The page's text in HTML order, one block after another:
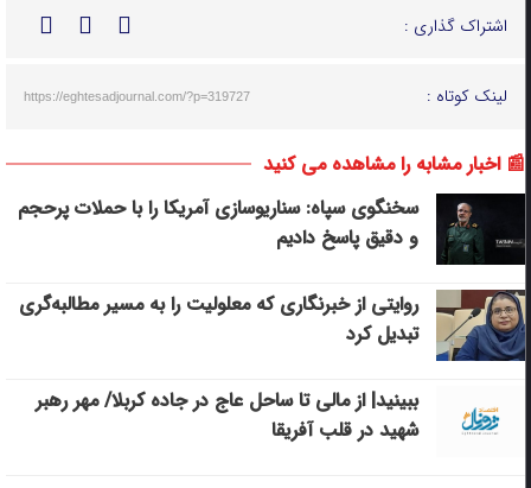
اشتراک گذاری :
لینک کوتاه : https://eghtesadjournal.com/?p=319727
📰 اخبار مشابه را مشاهده می کنید
سخنگوی سپاه: سناریوسازی آمریکا را با حملات پرحجم‌‌
و دقیق‌ پاسخ دادیم
روایتی از خبرنگاری که معلولیت را به مسیر مطالبه‌گری
تبدیل کرد
ببینید| از مالی تا ساحل عاج در جاده کربلا/ مهر رهبر
شهید در قلب آفریقا